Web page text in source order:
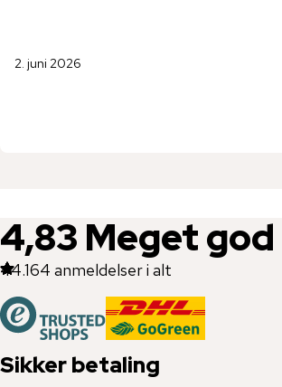
2. juni 2026
4,83 Meget god
44.164 anmeldelser i alt
Sikker betaling